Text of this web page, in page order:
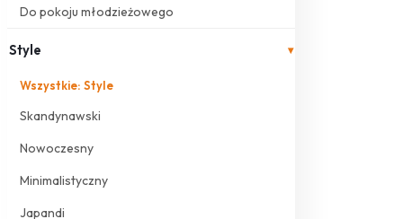
Do pokoju młodzieżowego
Style ▾
Wszystkie: Style
Skandynawski
Nowoczesny
Minimalistyczny
Japandi